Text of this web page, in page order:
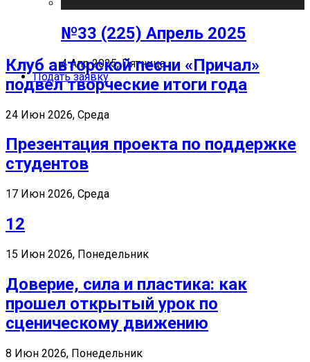
№33 (225) Апрель 2025
4 Апр 2025, Пятница
Подать заявку
Клуб авторской песни «Причал»
подвел творческие итоги года
24 Июн 2026, Среда
Презентация проекта по поддержке
студентов
17 Июн 2026, Среда
12
15 Июн 2026, Понедельник
Доверие, сила и пластика: как
прошел открытый урок по
сценическому движению
8 Июн 2026, Понедельник